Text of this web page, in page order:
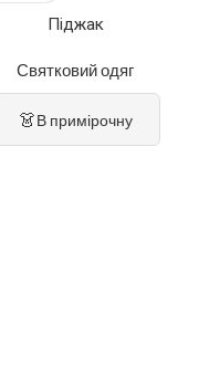
Піджак
Святковий одяг
👗В примірочну